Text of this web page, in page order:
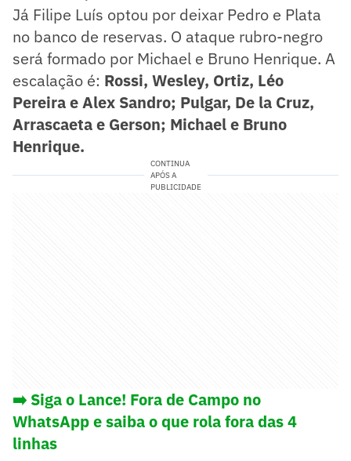
Já Filipe Luís optou por deixar Pedro e Plata
no banco de reservas. O ataque rubro-negro
será formado por Michael e Bruno Henrique. A
escalação é: Rossi, Wesley, Ortiz, Léo
Pereira e Alex Sandro; Pulgar, De la Cruz,
Arrascaeta e Gerson; Michael e Bruno
Henrique.
CONTINUA
APÓS A
PUBLICIDADE
➡️ Siga o Lance! Fora de Campo no
WhatsApp e saiba o que rola fora das 4
linhas